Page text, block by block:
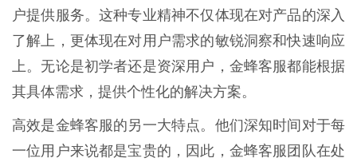
户提供服务。这种专业精神不仅体现在对产品的深入
了解上，更体现在对用户需求的敏锐洞察和快速响应
上。无论是初学者还是资深用户，金蜂客服都能根据
其具体需求，提供个性化的解决方案。
高效是金蜂客服的另一大特点。他们深知时间对于每
一位用户来说都是宝贵的，因此，金蜂客服团队在处